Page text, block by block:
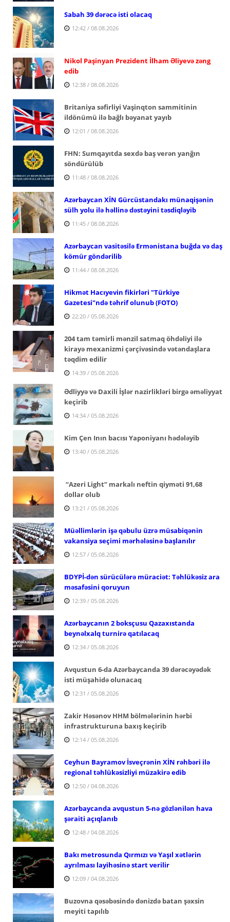
Sabah 39 dərəcə isti olacaq
12:42 / 08.08.2026
Nikol Paşinyan Prezident İlham Əliyevə zəng
edib
12:38 / 08.08.2026
Britaniya səfirliyi Vaşinqton sammitinin
ildönümü ilə bağlı bəyanat yayıb
12:01 / 08.08.2026
FHN: Sumqayıtda sexdə baş verən yanğın
söndürülüb
11:48 / 08.08.2026
Azərbaycan XİN Gürcüstandakı münaqişənin
sülh yolu ilə həllinə dəstəyini təsdiqləyib
11:45 / 08.08.2026
Azərbaycan vasitəsilə Ermənistana buğda və daş
kömür göndərilib
11:44 / 08.08.2026
Hikmət Hacıyevin fikirləri "Türkiye
Gazetesi"ndə təhrif olunub (FOTO)
22:20 / 05.08.2026
204 tam təmirli mənzil satmaq öhdəliyi ilə
kirayə mexanizmi çərçivəsində vətəndaşlara
təqdim edilir
14:39 / 05.08.2026
Ədliyyə və Daxili İşlər nazirlikləri birgə əməliyyat
keçirib
14:34 / 05.08.2026
Kim Çen Inın bacısı Yaponiyanı hədələyib
13:40 / 05.08.2026
“Azeri Light” markalı neftin qiyməti 91,68
dollar olub
13:21 / 05.08.2026
Müəllimlərin işə qəbulu üzrə müsabiqənin
vakansiya seçimi mərhələsinə başlanılır
12:57 / 05.08.2026
BDYPİ-dən sürücülərə müraciət: Təhlükəsiz ara
məsafəsini qoruyun
12:39 / 05.08.2026
Azərbaycanın 2 boksçusu Qazaxıstanda
beynəlxalq turnirə qatılacaq
12:34 / 05.08.2026
Avqustun 6-da Azərbaycanda 39 dərəcəyədək
isti müşahidə olunacaq
12:31 / 05.08.2026
Zakir Həsənov HHM bölmələrinin hərbi
infrastrukturuna baxış keçirib
12:14 / 05.08.2026
Ceyhun Bayramov İsveçrənin XİN rəhbəri ilə
regional təhlükəsizliyi müzakirə edib
12:50 / 04.08.2026
Azərbaycanda avqustun 5-nə gözlənilən hava
şəraiti açıqlanıb
12:48 / 04.08.2026
Bakı metrosunda Qırmızı və Yaşıl xətlərin
ayrılması layihəsinə start verilir
12:09 / 04.08.2026
Buzovna qəsəbəsində dənizdə batan şəxsin
meyiti tapılıb